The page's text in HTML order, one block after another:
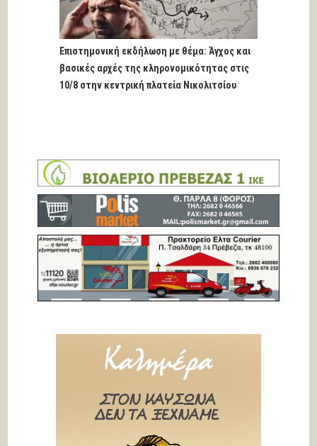
Επιστημονική εκδήλωση με θέμα: Άγχος και
βασικές αρχές της κληρονομικότητας στις
10/8 στην κεντρική πλατεία Νικολιτσίου